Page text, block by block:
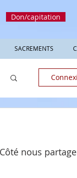
Don/capitation
SACREMENTS
nous